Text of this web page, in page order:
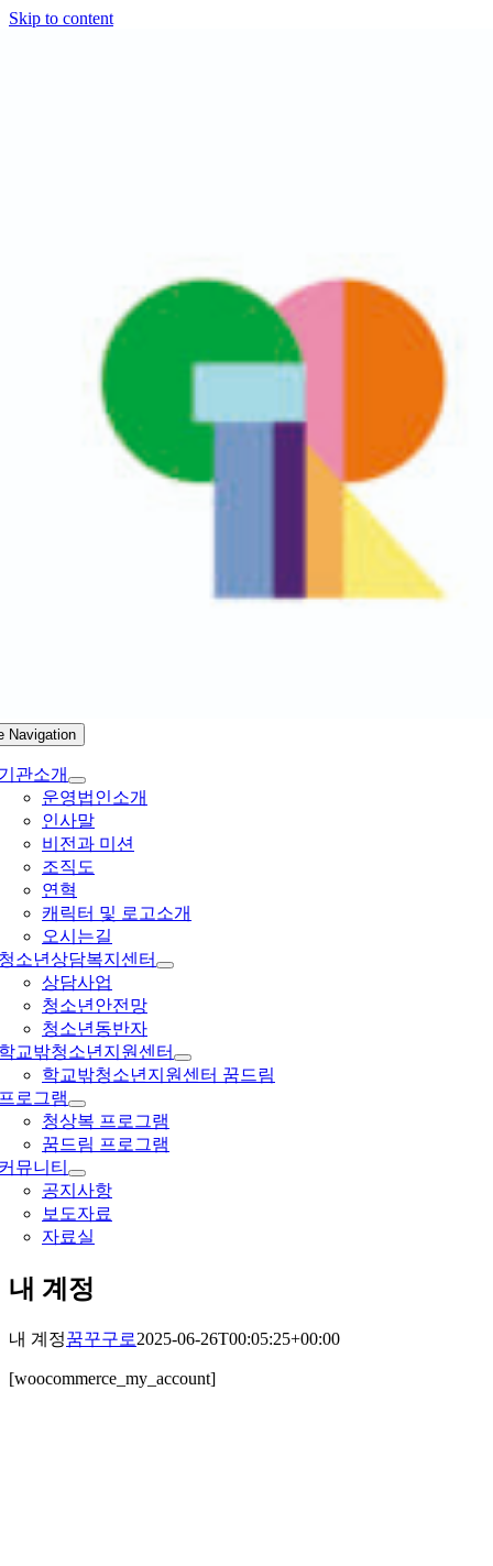
Skip to content
Navigation
관소개
운영법인소개
인사말
비전과 미션
조직도
연혁
캐릭터 및 로고소개
오시는길
소년상담복지센터
상담사업
청소년안전망
청소년동반자
교밖청소년지원센터
학교밖청소년지원센터 꿈드림
로그램
청상복 프로그램
꿈드림 프로그램
뮤니티
공지사항
보도자료
자료실
내 계정
내 계정꿈꾸구로2025-06-26T00:05:25+00:00
[woocommerce_my_account]